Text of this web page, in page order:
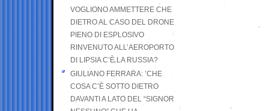
VOGLIONO AMMETTERE CHE
DIETRO AL CASO DEL DRONE
PIENO DI ESPLOSIVO
RINVENUTO ALL’AEROPORTO
DI LIPSIA C’È LA RUSSIA?
GIULIANO FERRARA: ’CHE
COSA C’È SOTTO DIETRO
DAVANTI A LATO DEL “SIGNOR